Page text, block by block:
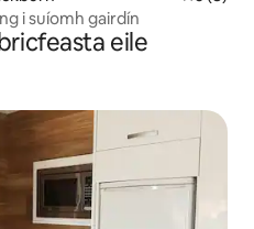
i suíomh gairdín
eile